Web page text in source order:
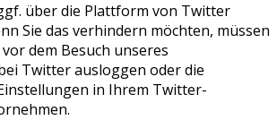
über die Plattform von Twitter
Sie das verhindern möchten, müssen
dem Besuch unseres
Twitter ausloggen oder die
in Ihrem Twitter-